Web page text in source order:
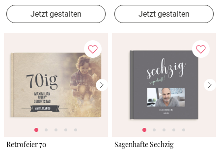
Jetzt gestalten Jetzt gestalten
Retrofeier 70 Sagenhafte Sechzig